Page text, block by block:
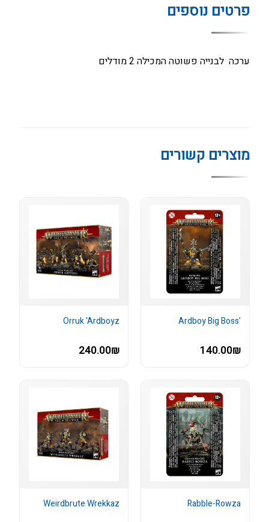
פרטים נוספים
ערכה לבנייה פשוטה המכילה 2 מודלים
מוצרים קשורים
'Ardboy Big Boss
140.00₪
Orruk 'Ardboyz
240.00₪
Rabble-Rowza
Weirdbrute Wrekkaz